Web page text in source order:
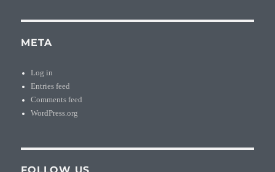
META
Log in
Entries feed
Comments feed
WordPress.org